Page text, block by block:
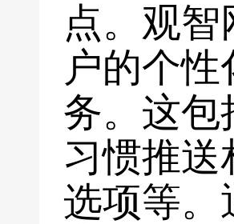
点。观
户的个
务。这包
习惯推送
选项等。